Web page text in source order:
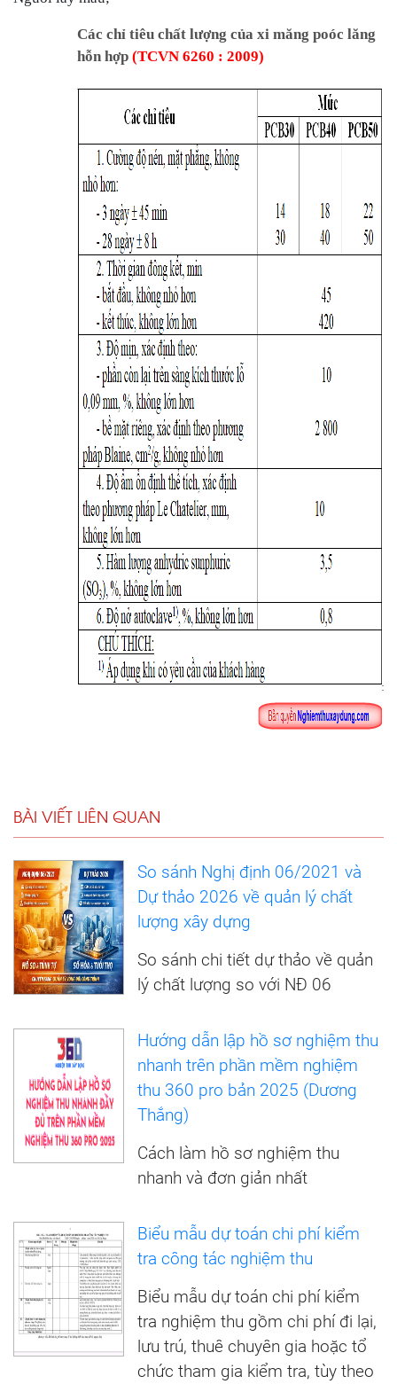
Các chỉ tiêu chất lượng của xi măng poóc lăng
hỗn hợp (TCVN 6260 : 2009)
BÀI VIẾT LIÊN QUAN
So sánh Nghị định 06/2021 và
Dự thảo 2026 về quản lý chất
lượng xây dựng
So sánh chi tiết dự thảo về quản
lý chất lượng so với NĐ 06
Hướng dẫn lập hồ sơ nghiệm thu
nhanh trên phần mềm nghiệm
thu 360 pro bản 2025 (Dương
Thắng)
Cách làm hồ sơ nghiệm thu
nhanh và đơn giản nhất
Biểu mẫu dự toán chi phí kiểm
tra công tác nghiệm thu
Biểu mẫu dự toán chi phí kiểm
tra nghiệm thu gồm chi phí đi lại,
lưu trú, thuê chuyên gia hoặc tổ
chức tham gia kiểm tra, tùy theo